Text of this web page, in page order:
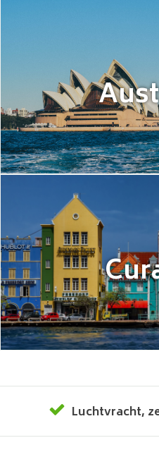
Luchtvracht,